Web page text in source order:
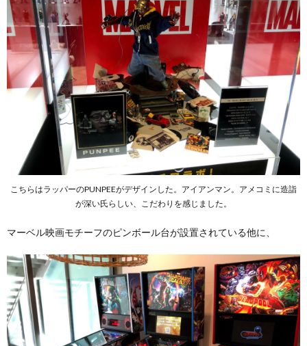
こちらはラッパーのPUNPEEがデザインした。アイアンマン。アメコミに造詣
が深い氏らしい、こだわりを感じました。
マーベル映画モチーフのピンボール台が設置されている他に、